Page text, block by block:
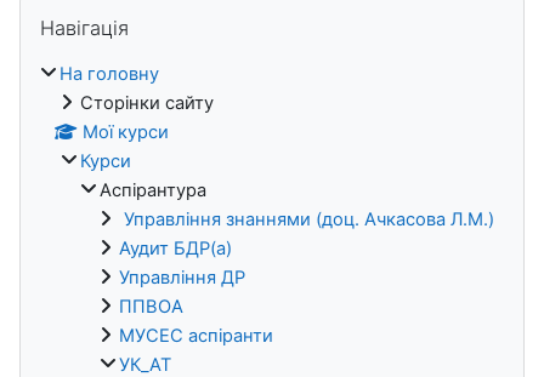
Блоки
Навігація
На головну
Сторінки сайту
Мої курси
Курси
Аспірантура
Управління знаннями (доц. Ачкасова Л.М.)
Аудит БДР(а)
Управління ДР
ППВОА
МУСЕС аспіранти
УК_АТ